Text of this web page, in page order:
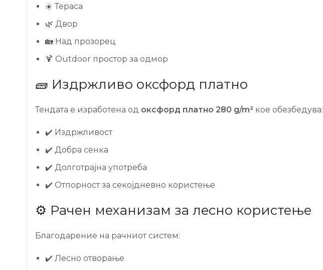
☀️ Тераса
🌿 Двор
🏡 Над прозорец
🍹 Outdoor простор за одмор
🧱 Издржливо оксфорд платно
Тендата е изработена од оксфорд платно 280 g/m² кое обезбедува:
✔️ Издржливост
✔️ Добра сенка
✔️ Долготрајна употреба
✔️ Отпорност за секојдневно користење
⚙️ Рачен механизам за лесно користење
Благодарение на рачниот систем:
✔️ Лесно отворање